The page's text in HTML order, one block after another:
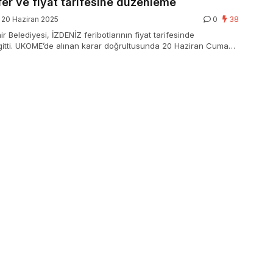
20 Haziran 2025 0 38
Belediyesi, İZDENİZ feribotlarının fiyat tarifesinde
UKOME’de alınan karar doğrultusunda 20 Haziran Cuma